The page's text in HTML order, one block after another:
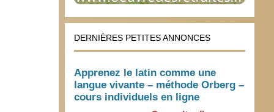
DERNIÈRES PETITES ANNONCES
Apprenez le latin comme une
langue vivante – méthode Orberg –
cours individuels en ligne